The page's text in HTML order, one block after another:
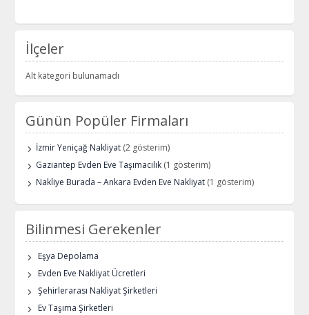
İlçeler
Alt kategori bulunamadı
Günün Popüler Firmaları
İzmir Yeniçağ Nakliyat (2 gösterim)
Gaziantep Evden Eve Taşımacılık (1 gösterim)
Nakliye Burada – Ankara Evden Eve Nakliyat (1 gösterim)
Bilinmesi Gerekenler
Eşya Depolama
Evden Eve Nakliyat Ücretleri
Şehirlerarası Nakliyat Şirketleri
Ev Taşıma Şirketleri